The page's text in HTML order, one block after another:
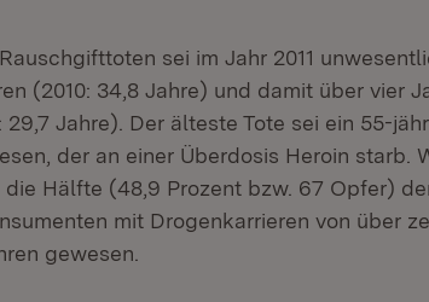
sei im Jahr 2011
(2010: 34,8 Jahre) und damit über vier
29,7 Jahre). Der älteste Tote sei ein 55-
der an einer Überdosis Heroin starb.
die Hälfte (48,9 Prozent bzw. 67 Opfer)
mit Drogenkarrieren von über
gewesen.